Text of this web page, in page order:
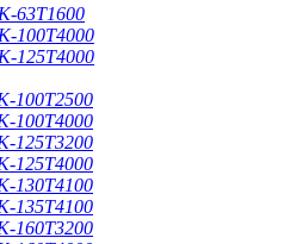
63T1600
100T4000
125T4000
100T2500
100T4000
125T3200
125T4000
130T4100
135T4100
160T3200